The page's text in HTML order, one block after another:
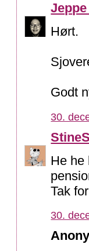
Hørt.
Godt
30.
He he
Tak
30.